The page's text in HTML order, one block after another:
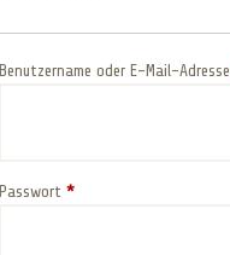
Benutzername oder E-Mail-Adresse
Passwort *